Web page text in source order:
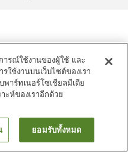
พัก
ารณ์ใช้งานของผู้ใช้ และ
ใช้งานบนเว็บไซต์ของเรา
พาร์ทเนอร์โซเชียลมีเดีย
ะห์ของเราอีกด้วย
ยอมรับทั้งหมด